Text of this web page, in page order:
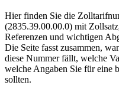
Hier finden Sie die
(2835.39.00.00.0) mit
Referenzen und wichtigen
Die Seite fasst zusammen,
diese Nummer fällt, welche
welche Angaben Sie für eine
sollten.